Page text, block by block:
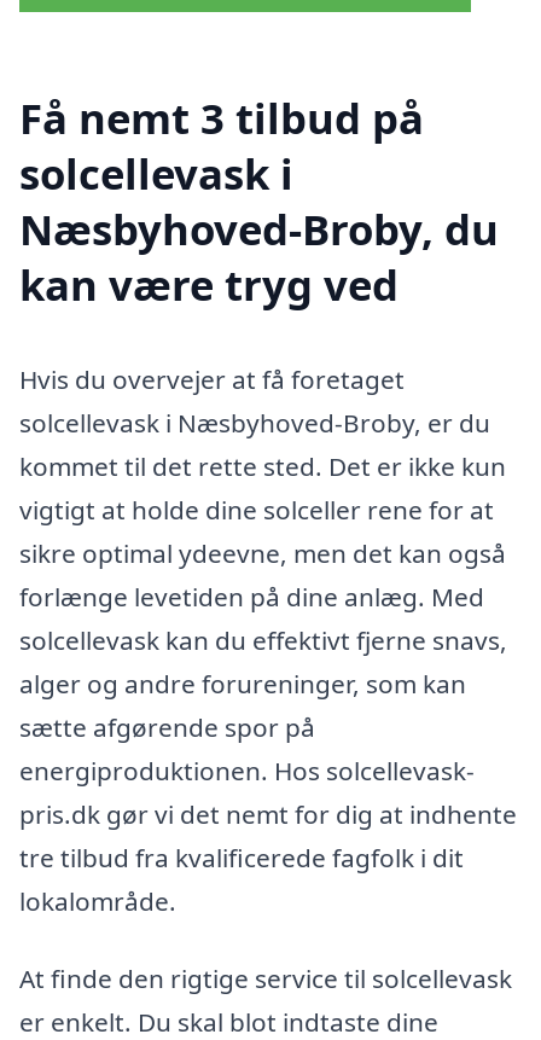
Få nemt 3 tilbud på
solcellevask i
Næsbyhoved-Broby, du
kan være tryg ved
Hvis du overvejer at få foretaget
solcellevask i Næsbyhoved-Broby, er du
kommet til det rette sted. Det er ikke kun
vigtigt at holde dine solceller rene for at
sikre optimal ydeevne, men det kan også
forlænge levetiden på dine anlæg. Med
solcellevask kan du effektivt fjerne snavs,
alger og andre forureninger, som kan
sætte afgørende spor på
energiproduktionen. Hos solcellevask-
pris.dk gør vi det nemt for dig at indhente
tre tilbud fra kvalificerede fagfolk i dit
lokalområde.
At finde den rigtige service til solcellevask
er enkelt. Du skal blot indtaste dine